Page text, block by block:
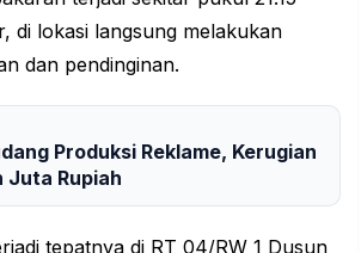
di lokasi langsung melakukan
dan pendinginan.
Produksi Reklame, Kerugian
Juta Rupiah
tepatnya di RT 04/RW 1 Dusun